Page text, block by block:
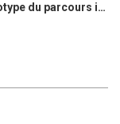
TIFF 2025/ « Christy » ou le prototype du parcours initiatique